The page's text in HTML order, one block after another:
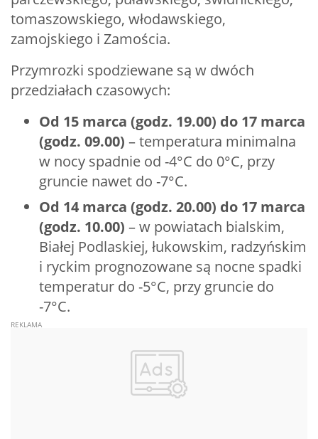
tomaszowskiego, włodawskiego,
zamojskiego i Zamościa.
Przymrozki spodziewane są w dwóch
przedziałach czasowych:
Od 15 marca (godz. 19.00) do 17 marca
(godz. 09.00) – temperatura minimalna
w nocy spadnie od -4°C do 0°C, przy
gruncie nawet do -7°C.
Od 14 marca (godz. 20.00) do 17 marca
(godz. 10.00) – w powiatach bialskim,
Białej Podlaskiej, łukowskim, radzyńskim
i ryckim prognozowane są nocne spadki
temperatur do -5°C, przy gruncie do
-7°C.